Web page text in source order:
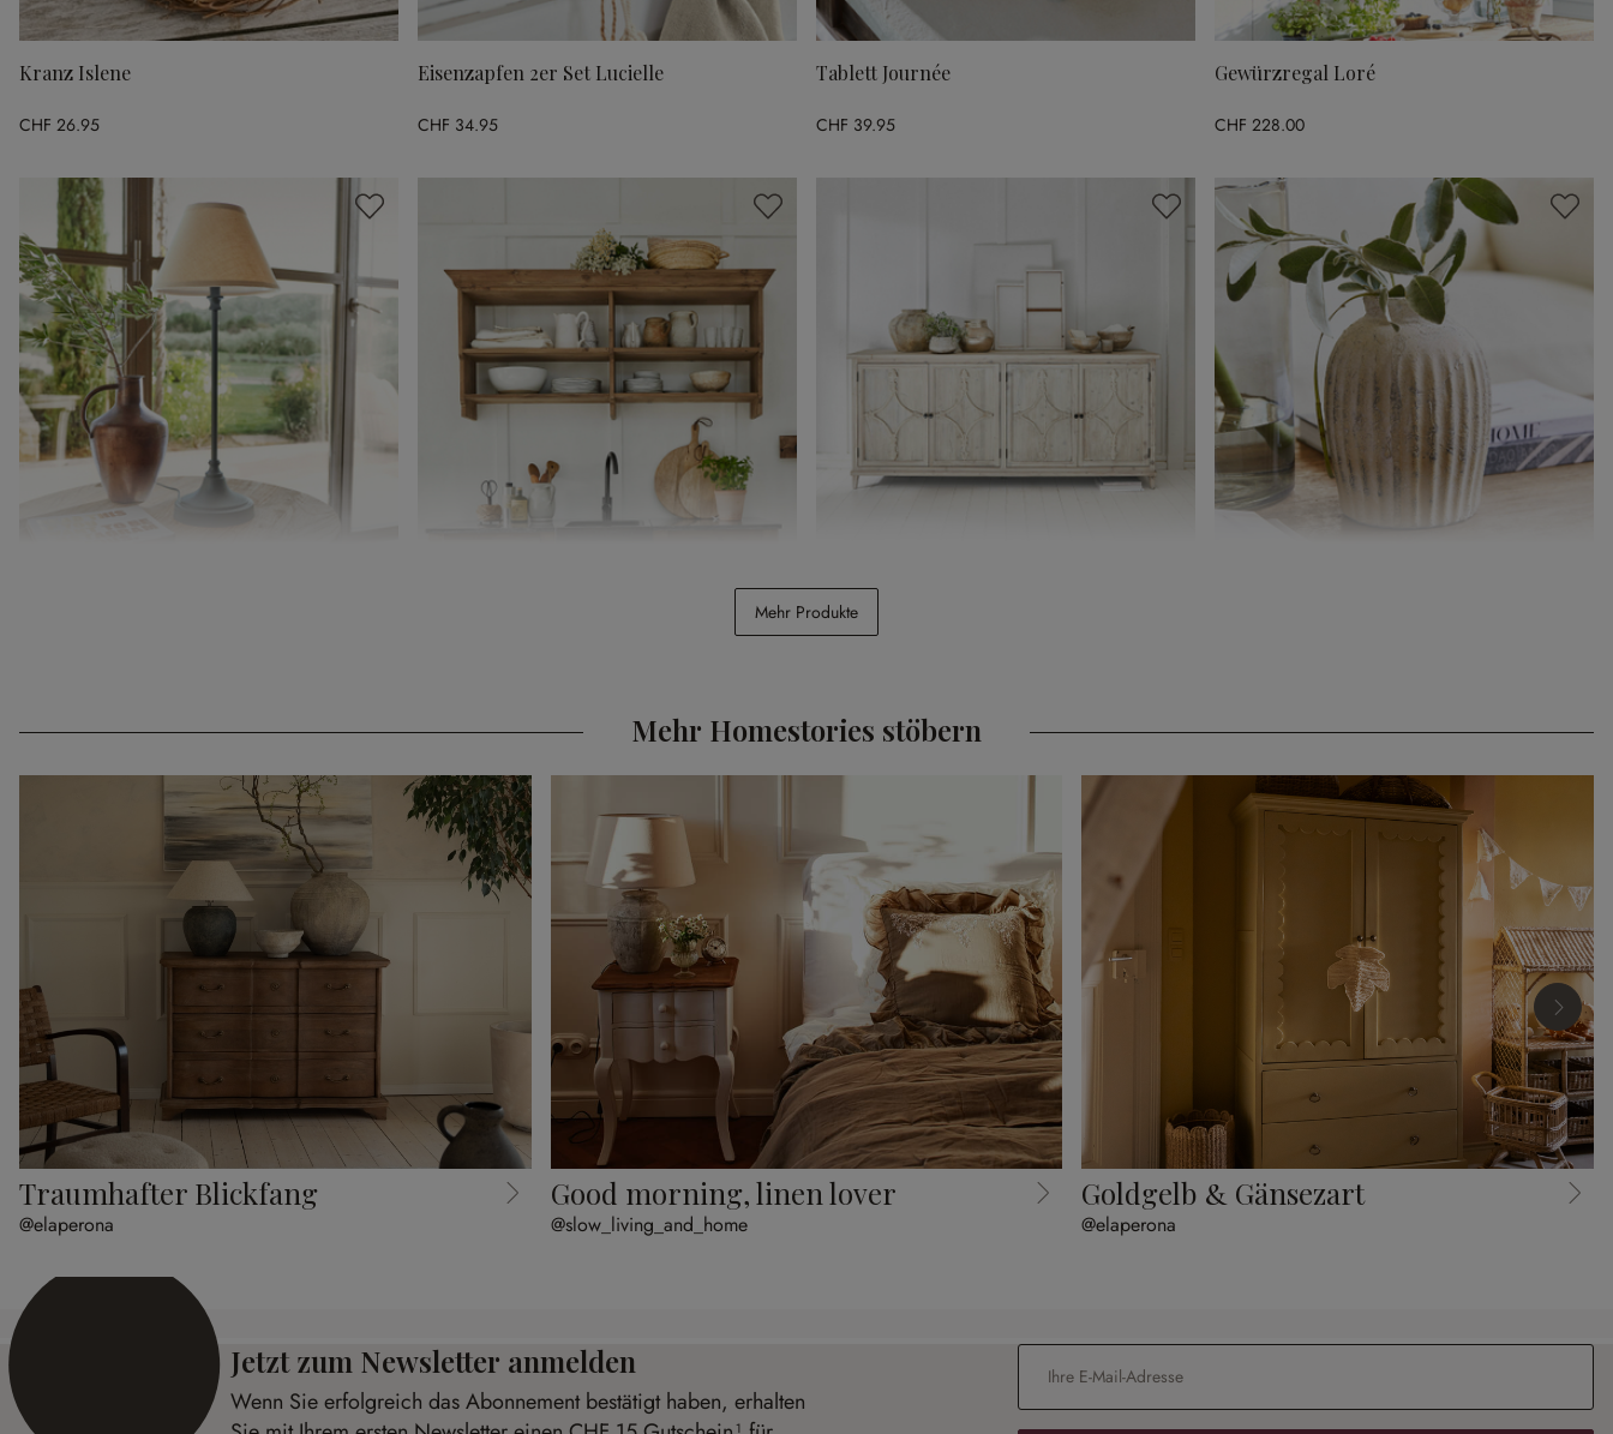
Kranz Islene
CHF 26.95
Eisenzapfen 2er Set Lucielle
CHF 34.95
Tablett Journée
CHF 39.95
Gewürzregal Loré
CHF 228.00
Kommode Pemberton
CHF 1’998.00
Mehr Produkte
Mehr Homestories stöbern
Traumhafter Blickfang
@elaperona
Good morning, linen lover
@slow_living_and_home
Goldgelb & Gänsezart
@elaperona
Jetzt zum Newsletter anmelden
Wenn Sie erfolgreich das Abonnement bestätigt haben, erhalten
E-Mail-Adresse